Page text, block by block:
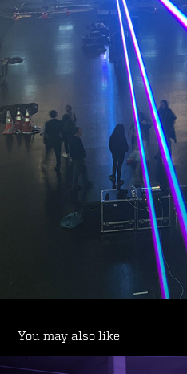
You may also like